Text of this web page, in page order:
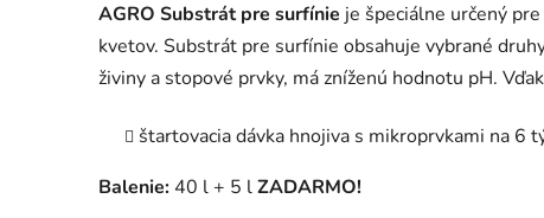
AGRO Substrát pre surfínie je špeciálne určený
kvetov. Substrát pre surfínie obsahuje vybrané
živiny a stopové prvky, má zníženú hodnotu pH.
štartovacia dávka hnojiva s mikroprvkami na 6
Balenie: 40 l + 5 lZADARMO!